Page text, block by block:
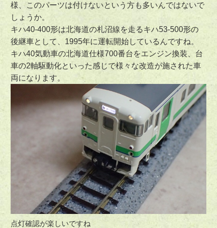
様、このパーツは付けないという方も多いんではないで
しょうか。
キハ40-400形は北海道の札沼線を走るキハ53-500形の
後継車として、1995年に運転開始しているんですね。
キハ40気動車の北海道仕様700番台をエンジン換装、台
車の2軸駆動化といった感じで様々な改造が施された車
両になります。
点灯確認が楽しいですね